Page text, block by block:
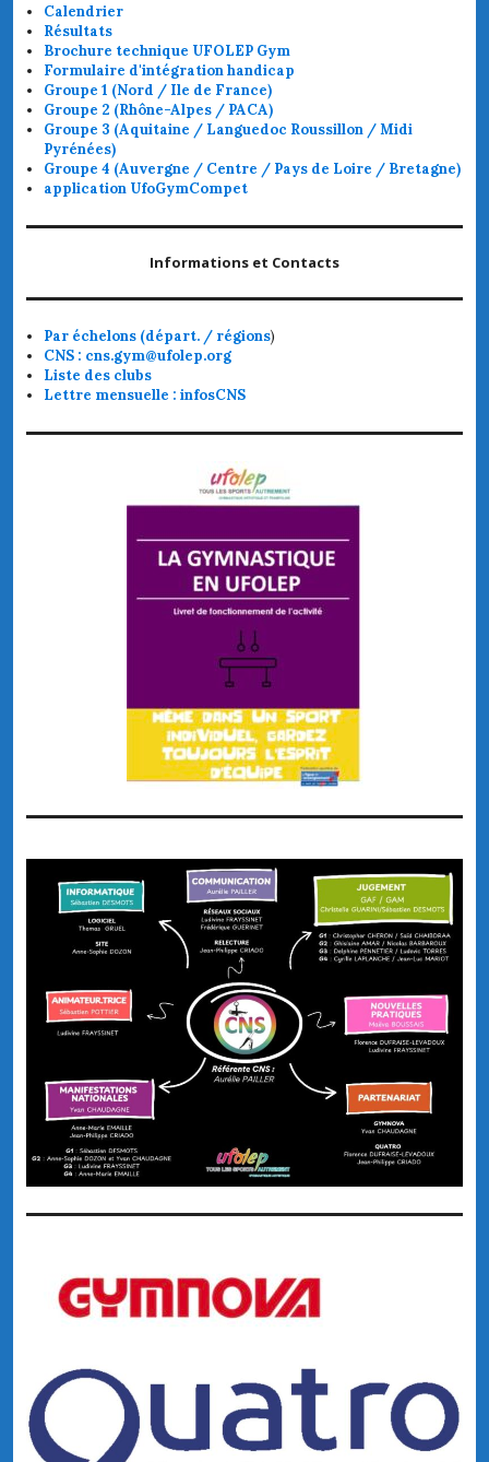
Calendrier
Résultats
Brochure technique UFOLEP Gym
Formulaire d'intégration handicap
Groupe 1 (Nord / Ile de France)
Groupe 2 (Rhône-Alpes / PACA)
Groupe 3 (Aquitaine / Languedoc Roussillon / Midi
Pyrénées)
Groupe 4 (Auvergne / Centre / Pays de Loire / Bretagne)
application UfoGymCompet
Informations et Contacts
Par échelons (départ. / régions)
CNS : cns.gym@ufolep.org
Liste des clubs
Lettre mensuelle : infosCNS